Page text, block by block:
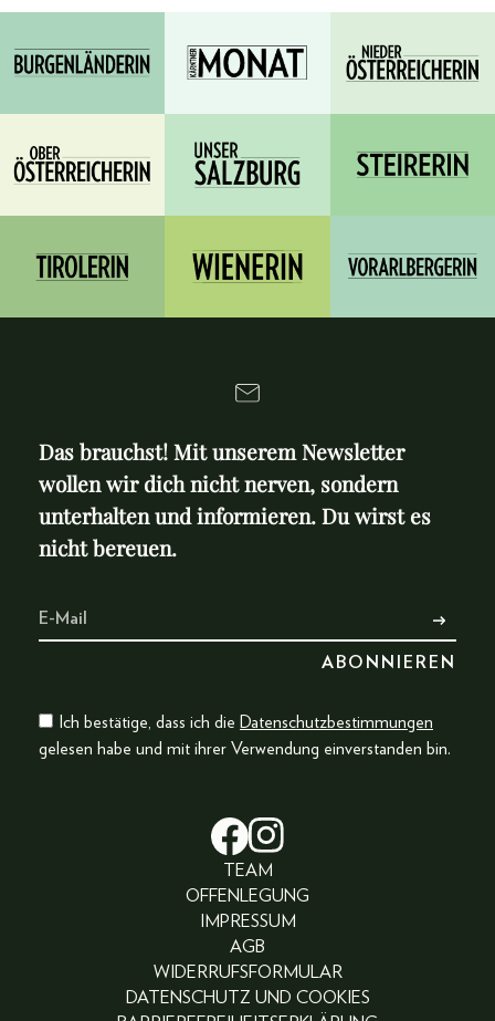
Das brauchst! Mit unserem Newsletter
wollen wir dich nicht nerven, sondern
unterhalten und informieren. Du wirst es
nicht bereuen.
Ich bestätige, dass ich die Datenschutzbestimmungen
gelesen habe und mit ihrer Verwendung einverstanden bin.
TEAM
OFFENLEGUNG
IMPRESSUM
AGB
WIDERRUFSFORMULAR
DATENSCHUTZ UND COOKIES